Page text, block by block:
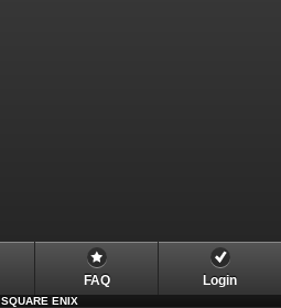
FAQ Login
SQUARE ENIX